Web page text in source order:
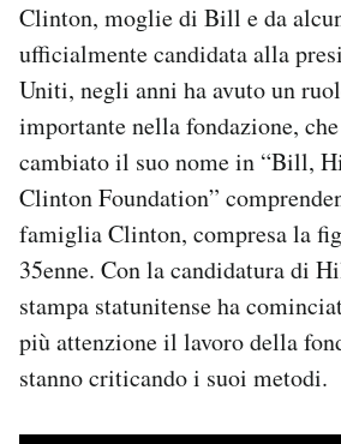
Regala il Post
Hai bisogno di aiuto?
Esci
Clinton, moglie di Bill e da
ufficialmente candidata alla
Uniti, negli anni ha avuto un
importante nella fondazione,
cambiato il suo nome in “Bill,
Clinton Foundation”
famiglia Clinton, compresa la
35enne. Con la candidatura di
stampa statunitense ha
più attenzione il lavoro della
stanno criticando i suoi metodi.